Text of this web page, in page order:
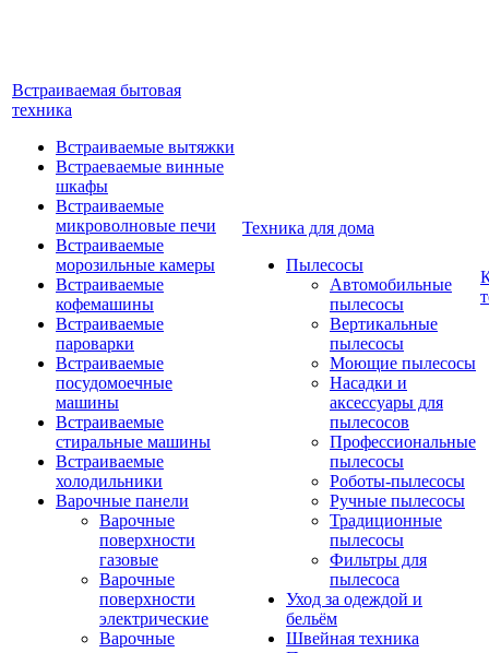
Встраиваемая бытовая
техника
Встраиваемые вытяжки
Встраеваемые винные
шкафы
Встраиваемые
микроволновые печи
Встраиваемые
морозильные камеры
Встраиваемые
кофемашины
Встраиваемые
пароварки
Встраиваемые
посудомоечные
машины
Встраиваемые
стиральные машины
Встраиваемые
холодильники
Варочные панели
Варочные
поверхности
газовые
Варочные
поверхности
электрические
Варочные
Техника для дома
Пылесосы
Автомобильные
пылесосы
Вертикальные
пылесосы
Моющие пылесосы
Насадки и
аксессуары для
пылесосов
Профессиональные
пылесосы
Роботы-пылесосы
Ручные пылесосы
Традиционные
пылесосы
Фильтры для
пылесоса
Уход за одеждой и
бельём
Швейная техника